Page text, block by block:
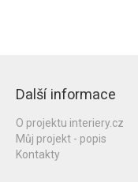
Další informace
O projektu interiery.cz
Můj projekt - popis
Kontakty